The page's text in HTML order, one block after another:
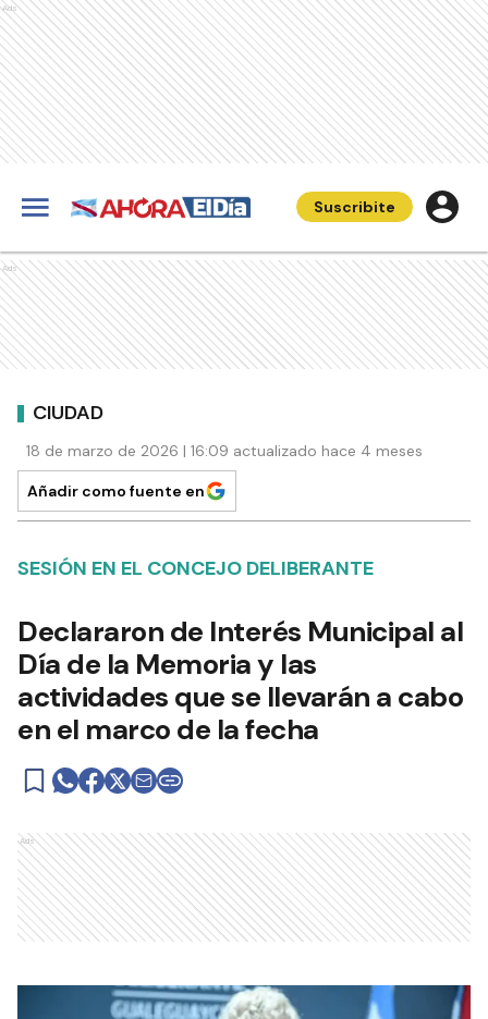
Ads
Suscribite
Ads
CIUDAD
18 de marzo de 2026 | 16:09 actualizado hace 4 meses
Añadir como fuente en
SESIÓN EN EL CONCEJO DELIBERANTE
Declararon de Interés Municipal al
Día de la Memoria y las
actividades que se llevarán a cabo
en el marco de la fecha
Ads